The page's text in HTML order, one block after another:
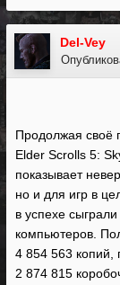
Del-Vey
Продолжая своё
Elder Scrolls 5:
показывает
но и для игр в
в успехе
компьютеров.
4 854 563 копий,
2 874 815